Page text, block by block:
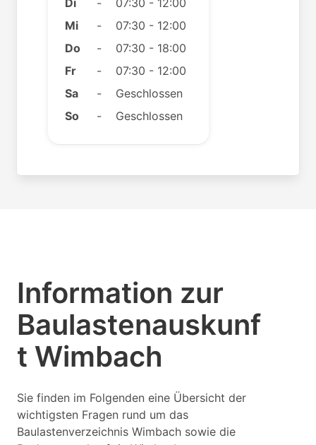
Di -
07:30 - 12:00
Mi
-
07:30 - 12:00
Do
-
07:30 - 18:00
Fr
-
07:30 - 12:00
Sa
-
Geschlossen
So
- Geschlossen
Information zur
Baulastenauskunf
t Wimbach
Sie finden im Folgenden eine Übersicht der
wichtigsten Fragen rund um das
Baulastenverzeichnis Wimbach sowie die